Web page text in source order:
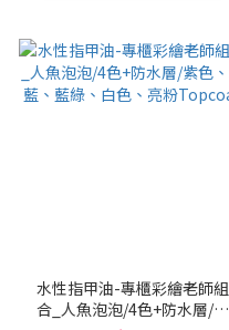
水性指甲油-專櫃彩繪老師組
合_人魚泡泡/4色+防水層/紫